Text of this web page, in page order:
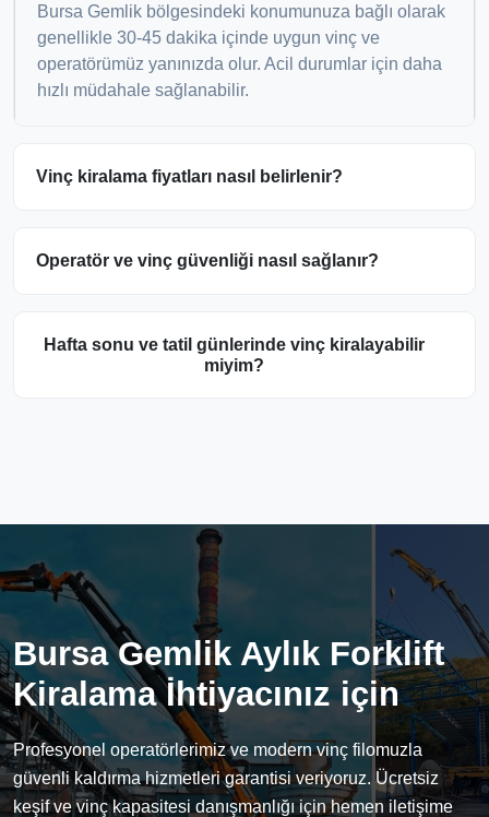
Bursa Gemlik bölgesindeki konumunuza bağlı olarak
genellikle 30-45 dakika içinde uygun vinç ve
operatörümüz yanınızda olur. Acil durumlar için daha
hızlı müdahale sağlanabilir.
Vinç kiralama fiyatları nasıl belirlenir?
Operatör ve vinç güvenliği nasıl sağlanır?
Hafta sonu ve tatil günlerinde vinç kiralayabilir
miyim?
Bursa Gemlik Aylık Forklift
Kiralama İhtiyacınız için
Profesyonel operatörlerimiz ve modern vinç filomuzla
güvenli kaldırma hizmetleri garantisi veriyoruz. Ücretsiz
keşif ve vinç kapasitesi danışmanlığı için hemen iletişime